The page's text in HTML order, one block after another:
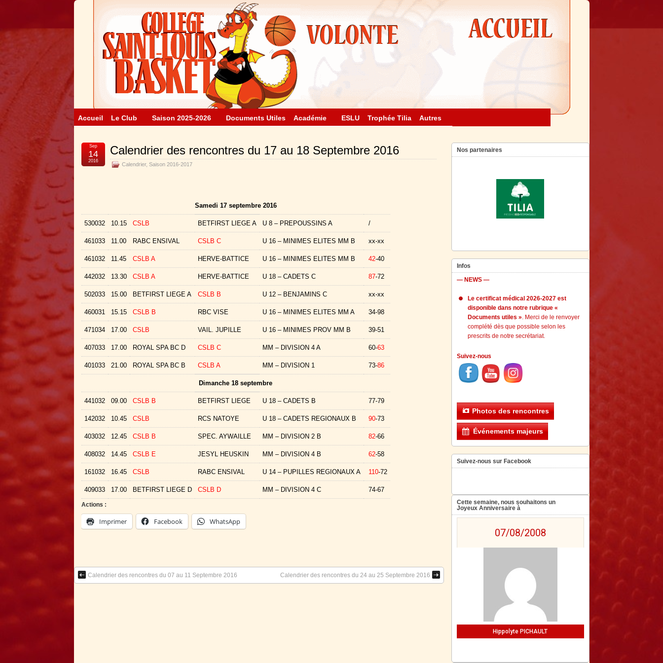
Accueil Le Club Saison 2025-2026 Documents Utiles Académie ESLU Trophée Tilia Autres
Calendrier des rencontres du 17 au 18 Septembre 2016
Calendrier, Saison 2016-2017
Sep
14
2016
Samedi 17 septembre 2016
530032 10.15 CSLB BETFIRST LIEGE A U 8 – PREPOUSSINS A /
461033 11.00 RABC ENSIVAL CSLB C U 16 – MINIMES ELITES MM B xx-xx
461032 11.45 CSLB A HERVE-BATTICE U 16 – MINIMES ELITES MM B 42-40
442032 13.30 CSLB A HERVE-BATTICE U 18 – CADETS C 87-72
502033 15.00 BETFIRST LIEGE A CSLB B U 12 – BENJAMINS C xx-xx
460031 15.15 CSLB B RBC VISE U 16 – MINIMES ELITES MM A 34-98
471034 17.00 CSLB VAIL. JUPILLE U 16 – MINIMES PROV MM B 39-51
407033 17.00 ROYAL SPA BC D CSLB C MM – DIVISION 4 A 60-63
401033 21.00 ROYAL SPA BC B CSLB A MM – DIVISION 1 73-86
Dimanche 18 septembre
441032 09.00 CSLB B BETFIRST LIEGE U 18 – CADETS B 77-79
142032 10.45 CSLB RCS NATOYE U 18 – CADETS REGIONAUX B 90-73
403032 12.45 CSLB B SPEC. AYWAILLE MM – DIVISION 2 B 82-66
408032 14.45 CSLB E JESYL HEUSKIN MM – DIVISION 4 B 62-58
161032 16.45 CSLB RABC ENSIVAL U 14 – PUPILLES REGIONAUX A 110-72
409033 17.00 BETFIRST LIEGE D CSLB D MM – DIVISION 4 C 74-67
Actions :
Imprimer Facebook WhatsApp
Calendrier des rencontres du 07 au 11 Septembre 2016 Calendrier des rencontres du 24 au 25 Septembre 2016
Nos partenaires
Infos
— NEWS —
Le certificat médical 2026-2027 est
disponible dans notre rubrique «
Documents utiles ». Merci de le renvoyer
complété dès que possible selon les
prescrits de notre secrétariat.
Suivez-nous
Photos des rencontres
Événements majeurs
Suivez-nous sur Facebook
Cette semaine, nous souhaitons un
Joyeux Anniversaire à
07/08/2008
Hippolyte PICHAULT